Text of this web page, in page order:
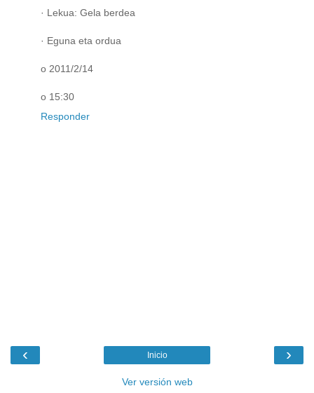
· Lekua: Gela berdea
· Eguna eta ordua
o 2011/2/14
o 15:30
Responder
‹ ›
Inicio
Ver versión web